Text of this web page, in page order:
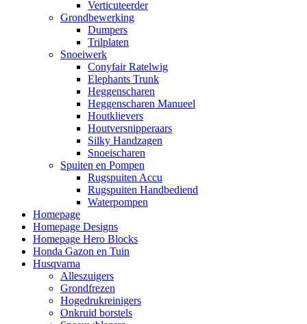
Verticuteerder
Grondbewerking
Dumpers
Trilplaten
Snoeiwerk
Conyfair Ratelwig
Elephants Trunk
Heggenscharen
Heggenscharen Manueel
Houtklievers
Houtversnipperaars
Silky Handzagen
Snoeischaren
Spuiten en Pompen
Rugspuiten Accu
Rugspuiten Handbediend
Waterpompen
Homepage
Homepage Designs
Homepage Hero Blocks
Honda Gazon en Tuin
Husqvarna
Alleszuigers
Grondfrezen
Hogedrukreinigers
Onkruid borstels